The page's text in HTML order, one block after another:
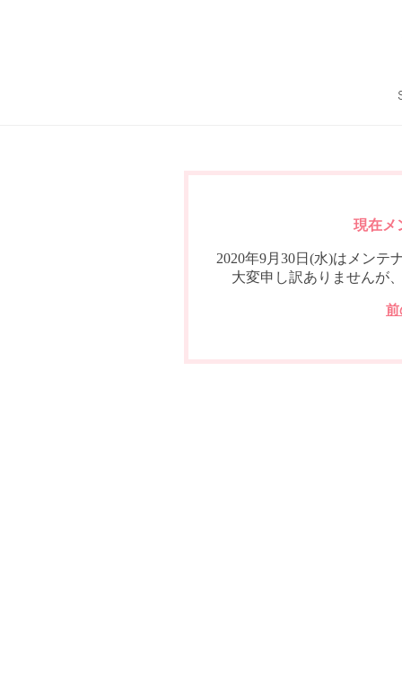
現在メ
2020年9月30日(水)はメンテ
大変申し訳ありませんが
前